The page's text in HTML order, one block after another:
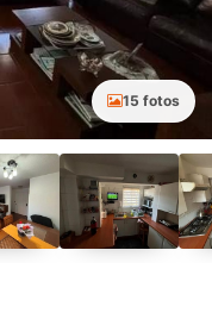
15 fotos